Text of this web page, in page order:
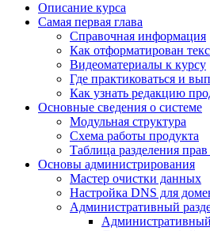
Описание курса
Самая первая глава
Справочная информация
Как отформатирован
Видеоматериалы к курсу
Где практиковаться и
Как узнать редакцию
Основные сведения о системе
Модульная структура
Схема работы продукта
Таблица разделения
Основы администрирования
Мастер очистки данных
Настройка DNS для
Административный